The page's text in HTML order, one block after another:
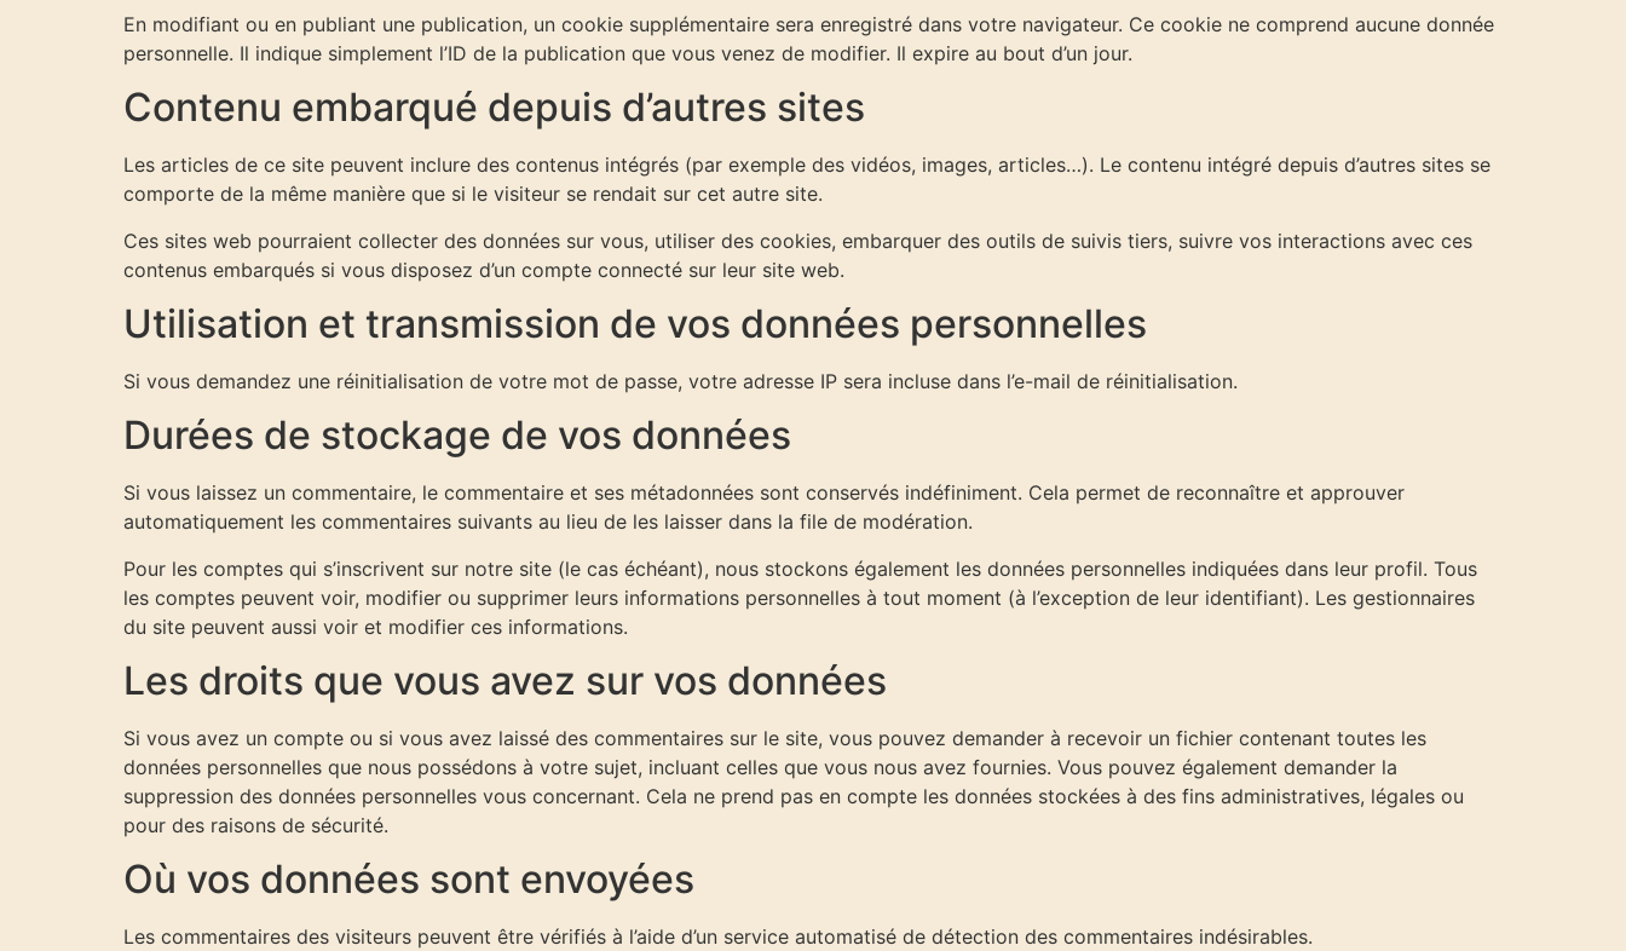
En modifiant ou en publiant une publication, un cookie supplémentaire sera enregistré dans votre navigateur. Ce cookie ne comprend aucune donnée
personnelle. Il indique simplement l’ID de la publication que vous venez de modifier. Il expire au bout d’un jour.
Contenu embarqué depuis d’autres sites
Les articles de ce site peuvent inclure des contenus intégrés (par exemple des vidéos, images, articles…). Le contenu intégré depuis d’autres sites se
comporte de la même manière que si le visiteur se rendait sur cet autre site.
Ces sites web pourraient collecter des données sur vous, utiliser des cookies, embarquer des outils de suivis tiers, suivre vos interactions avec ces
contenus embarqués si vous disposez d’un compte connecté sur leur site web.
Utilisation et transmission de vos données personnelles
Si vous demandez une réinitialisation de votre mot de passe, votre adresse IP sera incluse dans l’e-mail de réinitialisation.
Durées de stockage de vos données
Si vous laissez un commentaire, le commentaire et ses métadonnées sont conservés indéfiniment. Cela permet de reconnaître et approuver
automatiquement les commentaires suivants au lieu de les laisser dans la file de modération.
Pour les comptes qui s’inscrivent sur notre site (le cas échéant), nous stockons également les données personnelles indiquées dans leur profil. Tous
les comptes peuvent voir, modifier ou supprimer leurs informations personnelles à tout moment (à l’exception de leur identifiant). Les gestionnaires
du site peuvent aussi voir et modifier ces informations.
Les droits que vous avez sur vos données
Si vous avez un compte ou si vous avez laissé des commentaires sur le site, vous pouvez demander à recevoir un fichier contenant toutes les
données personnelles que nous possédons à votre sujet, incluant celles que vous nous avez fournies. Vous pouvez également demander la
suppression des données personnelles vous concernant. Cela ne prend pas en compte les données stockées à des fins administratives, légales ou
pour des raisons de sécurité.
Où vos données sont envoyées
Les commentaires des visiteurs peuvent être vérifiés à l’aide d’un service automatisé de détection des commentaires indésirables.